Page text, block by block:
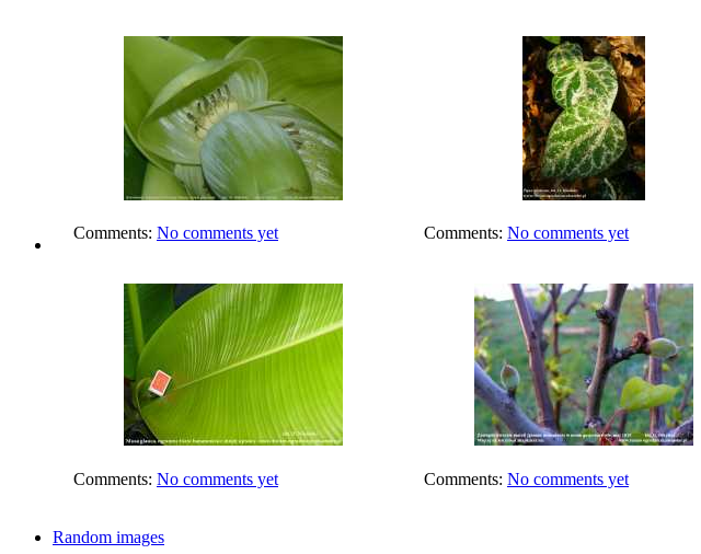
Comments: No comments yet Comments: No comments yet
Comments: No comments yet Comments: No comments yet
Random images